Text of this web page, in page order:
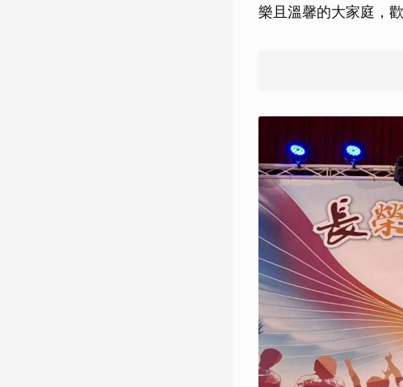
樂且溫馨的大家庭，